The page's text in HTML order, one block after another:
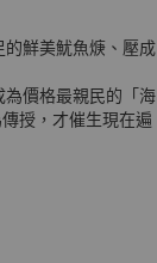
鮮美魷魚焿、壓成
價格最親民的「海
授，才催生現在遍